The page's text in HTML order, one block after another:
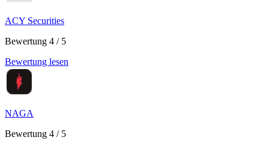
ACY Securities
Bewertung 4 / 5
Bewertung lesen
NAGA
Bewertung 4 / 5